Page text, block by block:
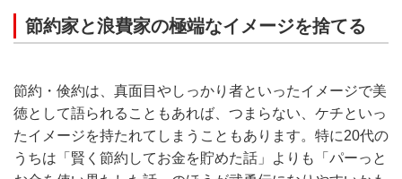
節約家と浪費家の極端なイメージを捨てる
節約・倹約は、真面目やしっかり者といったイメージで美
徳として語られることもあれば、つまらない、ケチといっ
たイメージを持たれてしまうこともあります。特に20代の
うちは「賢く節約してお金を貯めた話」よりも「パーっと